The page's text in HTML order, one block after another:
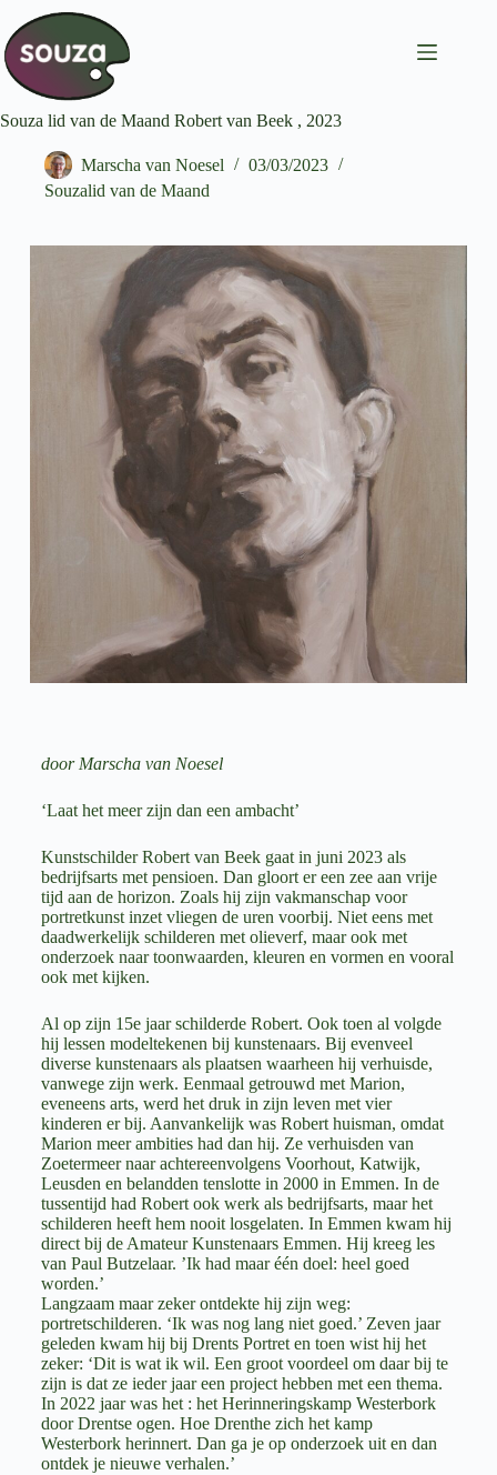
Souza lid van de Maand Robert van Beek , 2023
Marscha van Noesel
03/03/2023
Souzalid van de Maand
door Marscha van Noesel
‘Laat het meer zijn dan een ambacht’
Kunstschilder Robert van Beek gaat in juni 2023 als
bedrijfsarts met pensioen. Dan gloort er een zee aan vrije
tijd aan de horizon. Zoals hij zijn vakmanschap voor
portretkunst inzet vliegen de uren voorbij. Niet eens met
daadwerkelijk schilderen met olieverf, maar ook met
onderzoek naar toonwaarden, kleuren en vormen en vooral
ook met kijken.
Al op zijn 15e jaar schilderde Robert. Ook toen al volgde
hij lessen modeltekenen bij kunstenaars. Bij evenveel
diverse kunstenaars als plaatsen waarheen hij verhuisde,
vanwege zijn werk. Eenmaal getrouwd met Marion,
eveneens arts, werd het druk in zijn leven met vier
kinderen er bij. Aanvankelijk was Robert huisman, omdat
Marion meer ambities had dan hij. Ze verhuisden van
Zoetermeer naar achtereenvolgens Voorhout, Katwijk,
Leusden en belandden tenslotte in 2000 in Emmen. In de
tussentijd had Robert ook werk als bedrijfsarts, maar het
schilderen heeft hem nooit losgelaten. In Emmen kwam hij
direct bij de Amateur Kunstenaars Emmen. Hij kreeg les
van Paul Butzelaar. ’Ik had maar één doel: heel goed
worden.’
Langzaam maar zeker ontdekte hij zijn weg:
portretschilderen. ‘Ik was nog lang niet goed.’ Zeven jaar
geleden kwam hij bij Drents Portret en toen wist hij het
zeker: ‘Dit is wat ik wil. Een groot voordeel om daar bij te
zijn is dat ze ieder jaar een project hebben met een thema.
In 2022 jaar was het : het Herinneringskamp Westerbork
door Drentse ogen. Hoe Drenthe zich het kamp
Westerbork herinnert. Dan ga je op onderzoek uit en dan
ontdek je nieuwe verhalen.’